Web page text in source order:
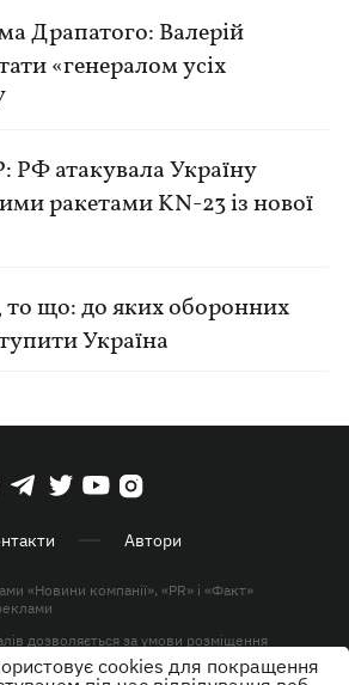
Драпатого: Валерій
«генералом усіх
РФ атакувала Україну
ракетами KN-23 із нової
що: до яких оборонних
Україна
Автори
«Новини компанії», «PR» і «Факт»
дозволяється за умови розміщення
на KP.UA в першому абзаці.
cookies для покращення